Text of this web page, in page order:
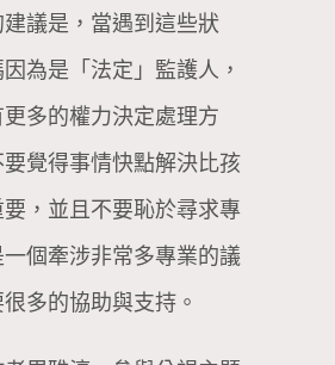
議是，當遇到這些狀
為是「法定」監護人，
多的權力決定處理方
覺得事情快點解決比孩
，並且不要恥於尋求專
個牽涉非常多專業的議
多的協助與支持。